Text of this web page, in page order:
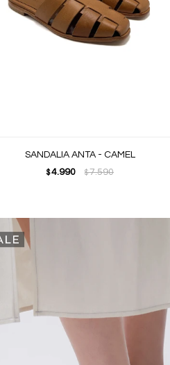
SANDALIA ANTA - CAMEL
$4.990 $7.590